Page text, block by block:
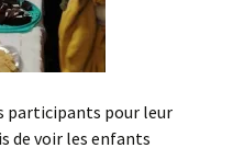
participants pour leur
de voir les enfants